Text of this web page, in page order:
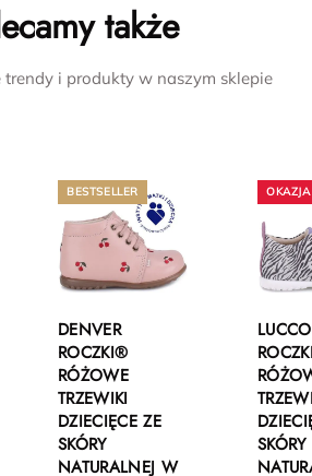
także
i produkty w naszym sklepie
BESTSELLER
DENVER
ROCZKI®
RÓŻOWE
TRZEWIKI
DZIECIĘCE ZE
SKÓRY
NATURALNEJ W
LUCCO
SKÓRY